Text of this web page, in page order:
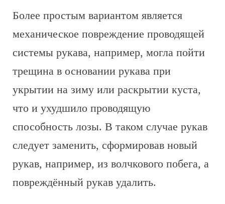
Более простым вариантом является
механическое повреждение проводящей
системы рукава, например, могла пойти
трещина в основании рукава при
укрытии на зиму или раскрытии куста,
что и ухудшило проводящую
способность лозы. В таком случае рукав
следует заменить, сформировав новый
рукав, например, из волчкового побега, а
повреждённый рукав удалить.